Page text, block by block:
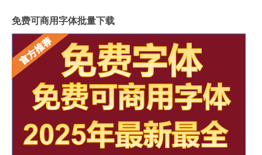
免费可商用字体批量下载